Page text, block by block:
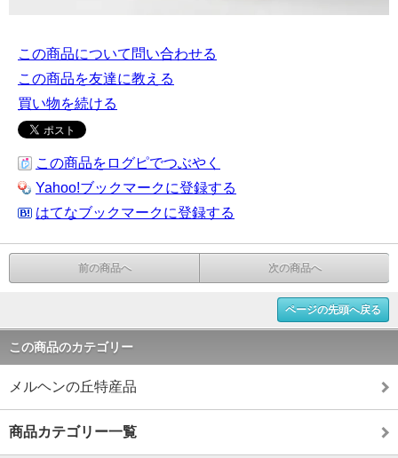
この商品について問い合わせる
この商品を友達に教える
買い物を続ける
この商品をログピでつぶやく
Yahoo!ブックマークに登録する
はてなブックマークに登録する
前の商品へ 次の商品へ
ページの先頭へ戻る
この商品のカテゴリー
メルヘンの丘特産品
商品カテゴリー一覧